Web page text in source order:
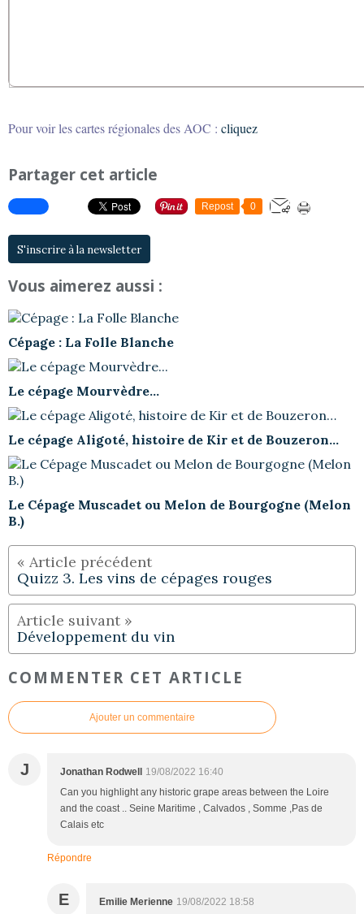
Pour voir les cartes régionales des AOC : cliquez
Partager cet article
Repost 0
S'inscrire à la newsletter
Vous aimerez aussi :
Cépage : La Folle Blanche
Le cépage Mourvèdre...
Le cépage Aligoté, histoire de Kir et de Bouzeron…
Le Cépage Muscadet ou Melon de Bourgogne (Melon
B.)
Quizz 3. Les vins de cépages rouges
Développement du vin
COMMENTER CET ARTICLE
Ajouter un commentaire
J Jonathan Rodwell 19/08/2022 16:40
Can you highlight any historic grape areas between the Loire
and the coast .. Seine Maritime , Calvados , Somme ,Pas de
Calais etc
Répondre
E Emilie Merienne 19/08/2022 18:58